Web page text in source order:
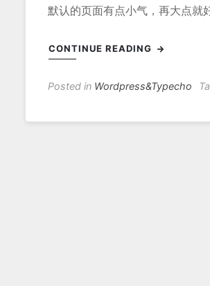
默认的页面有点小气，再大点
CONTINUE READING
Posted in Wordpress&Typecho